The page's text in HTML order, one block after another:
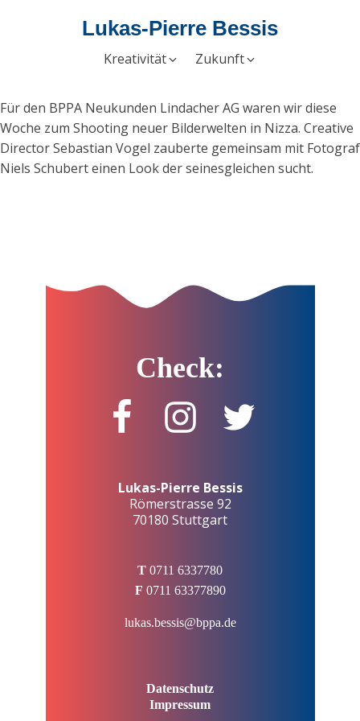
Lukas-Pierre Bessis
Kreativität Zukunft
Für den BPPA Neukunden Lindacher AG waren wir diese
Woche zum Shooting neuer Bilderwelten in Nizza. Creative
Director Sebastian Vogel zauberte gemeinsam mit Fotograf
Niels Schubert einen Look der seinesgleichen sucht.
Check:
Lukas-Pierre Bessis
Römerstrasse 92
70180 Stuttgart
T 0711 6337780
F 0711 63377890
lukas.bessis@bppa.de
Datenschutz
Impressum